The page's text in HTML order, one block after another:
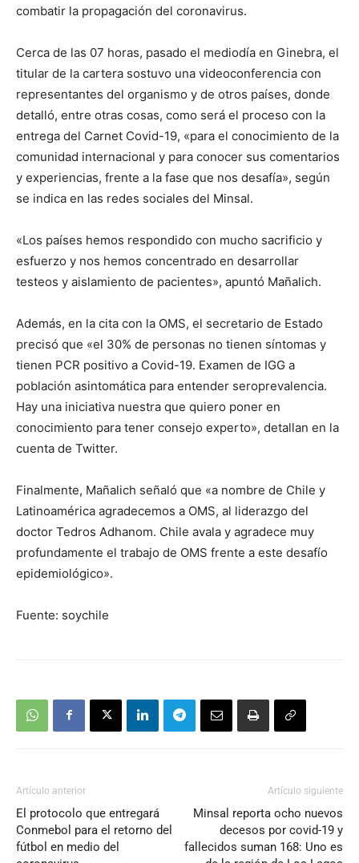
combatir la propagación del coronavirus.
Cerca de las 07 horas, pasado el mediodía en Ginebra, el
titular de la cartera sostuvo una videoconferencia con
representantes del organismo y de otros países, donde
detalló, entre otras cosas, como será el proceso con la
entrega del Carnet Covid-19, «para el conocimiento de la
comunidad internacional y para conocer sus comentarios
y experiencias, frente a la fase que nos desafía», según
se indica en las redes sociales del Minsal.
«Los países hemos respondido con mucho sacrificio y
esfuerzo y nos hemos concentrado en desarrollar
testeos y aislamiento de pacientes», apuntó Mañalich.
Además, en la cita con la OMS, el secretario de Estado
precisó que «el 30% de personas no tienen síntomas y
tienen PCR positivo a Covid-19. Examen de IGG a
población asintomática para entender seroprevalencia.
Hay una iniciativa nuestra que quiero poner en
conocimiento para tener consejo experto», detallan en la
cuenta de Twitter.
Finalmente, Mañalich señaló que «a nombre de Chile y
Latinoamérica agradecemos a OMS, al liderazgo del
doctor Tedros Adhanom. Chile avala y agradece muy
profundamente el trabajo de OMS frente a este desafío
epidemiológico».
Fuente: soychile
Artículo anterior
El protocolo que entregará
Conmebol para el retorno del
fútbol en medio del
Artículo siguiente
Minsal reporta ocho nuevos
decesos por covid-19 y
fallecidos suman 168: Uno es